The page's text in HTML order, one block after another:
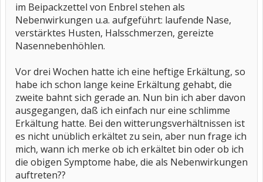
im Beipackzettel von Enbrel stehen als
Nebenwirkungen u.a. aufgeführt: laufende Nase,
verstärktes Husten, Halsschmerzen, gereizte
Nasennebenhöhlen.
Vor drei Wochen hatte ich eine heftige Erkältung, so
habe ich schon lange keine Erkältung gehabt, die
zweite bahnt sich gerade an. Nun bin ich aber davon
ausgegangen, daß ich einfach nur eine schlimme
Erkältung hatte. Bei den witterungsverhältnissen ist
es nicht unüblich erkältet zu sein, aber nun frage ich
mich, wann ich merke ob ich erkältet bin oder ob ich
die obigen Symptome habe, die als Nebenwirkungen
auftreten??